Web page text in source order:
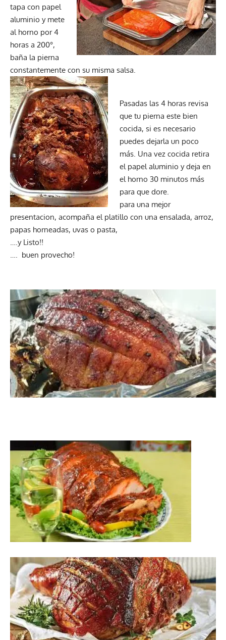
tapa con papel
aluminio y mete
al horno por 4
horas a 200°,
baña la pierna
constantemente con su misma salsa.
Pasadas las 4 horas revisa
que tu pierna este bien
cocida, si es necesario
puedes dejarla un poco
más. Una vez cocida retira
el papel aluminio y deja en
el horno 30 minutos más
para que dore.
para una mejor
presentacion, acompaña el platillo con una ensalada, arroz,
papas horneadas, uvas o pasta,
….y Listo!!
…. buen provecho!